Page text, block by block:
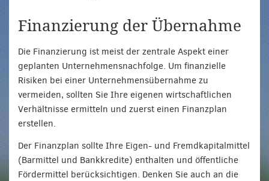
Finanzierung der Übernahme
Die Finanzierung ist meist der zentrale Aspekt einer
geplanten Unternehmensnachfolge. Um finanzielle
Risiken bei einer Unternehmensübernahme zu
vermeiden, sollten Sie Ihre eigenen wirtschaftlichen
Verhältnisse ermitteln und zuerst einen Finanzplan
erstellen.
Der Finanzplan sollte Ihre Eigen- und Fremdkapitalmittel
(Barmittel und Bankkredite) enthalten und öffentliche
Fördermittel berücksichtigen. Denken Sie auch an die